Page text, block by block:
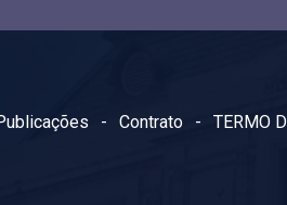
Contrato TERMO